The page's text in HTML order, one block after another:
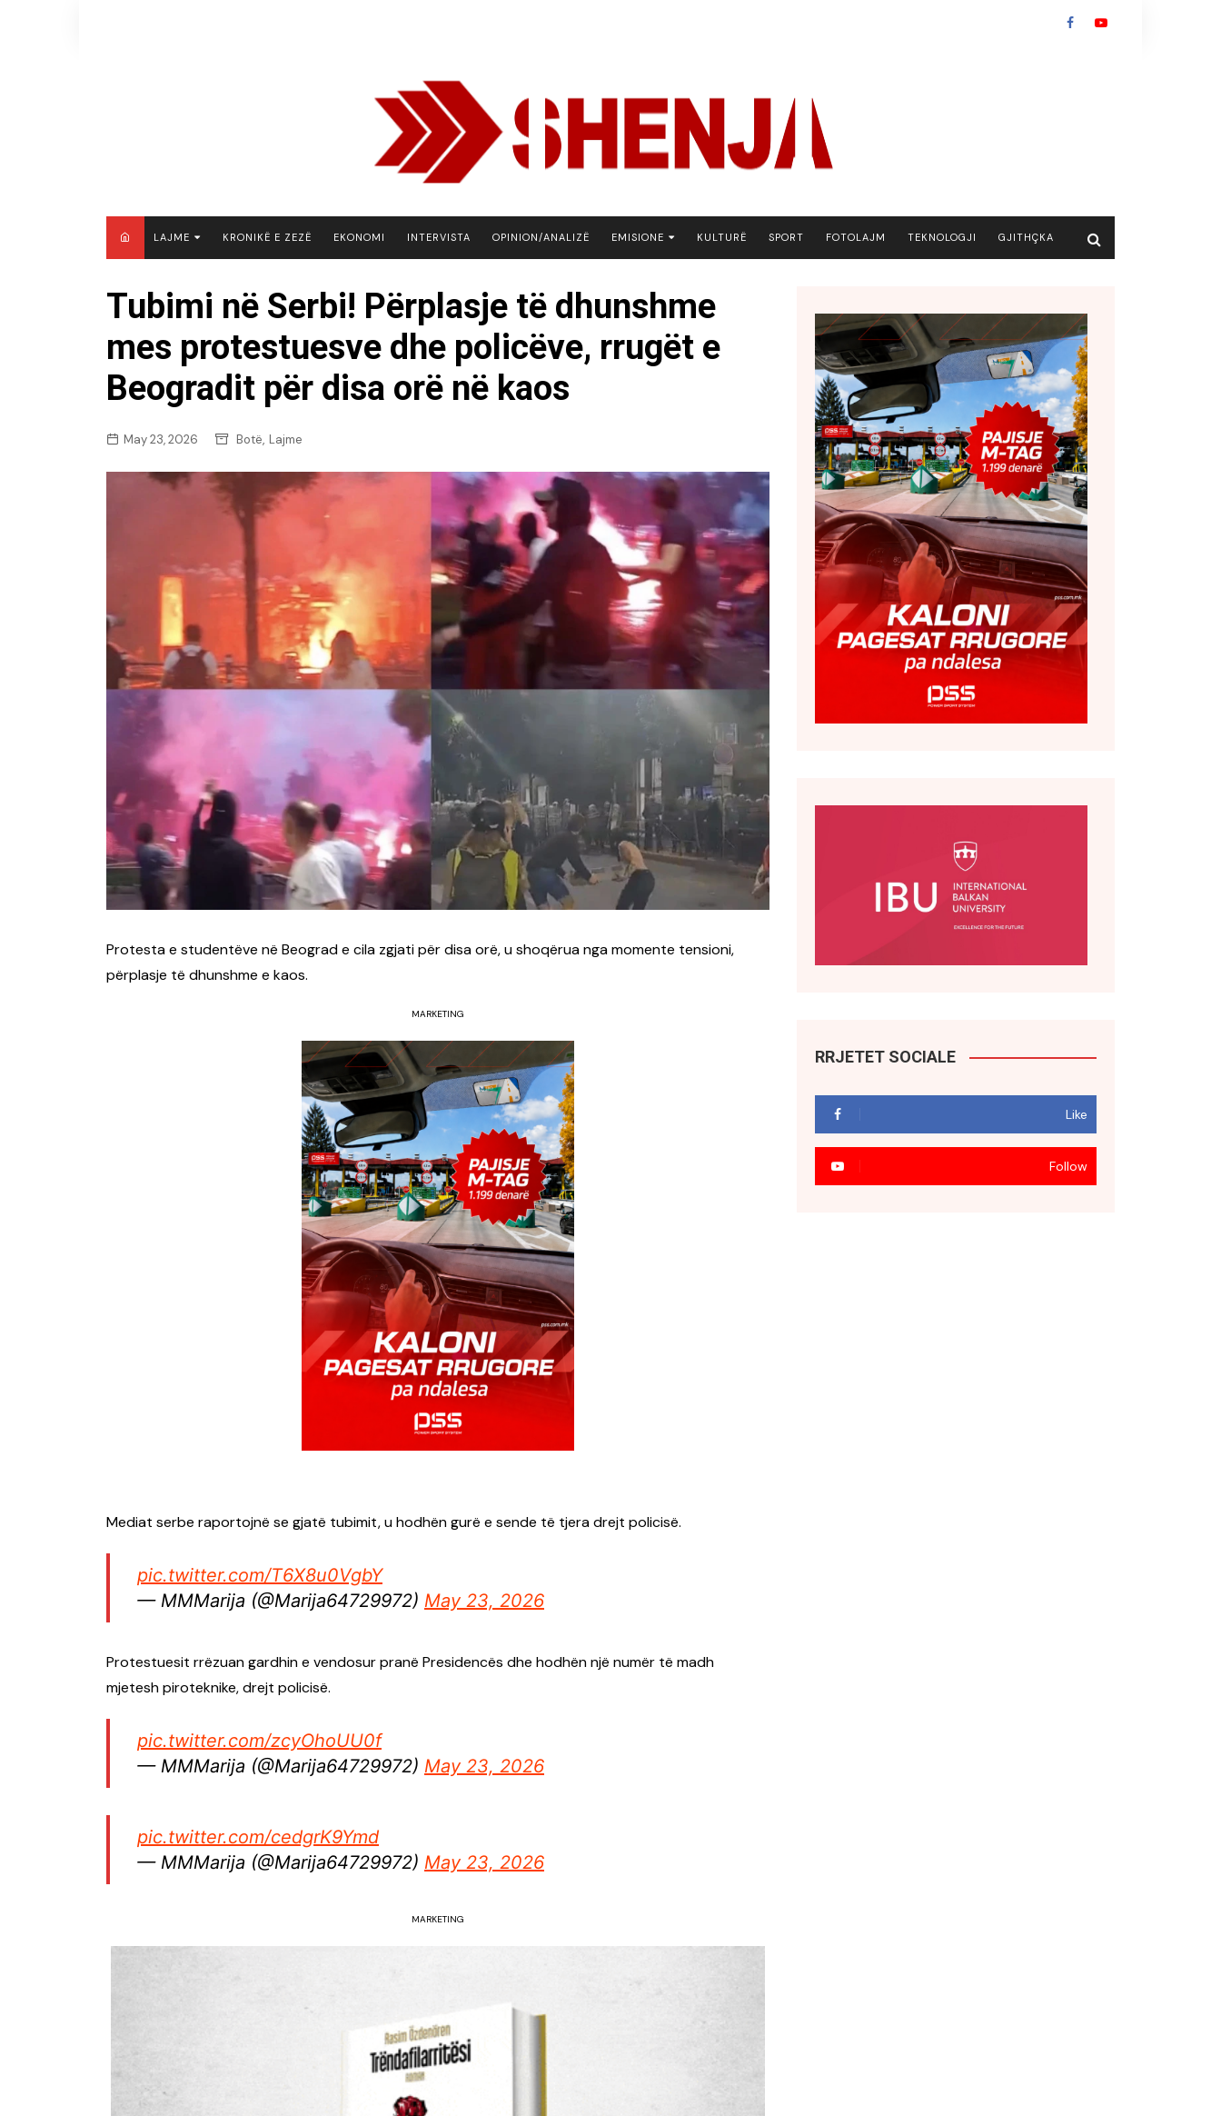
LAJME
KOSOVË
RAJON
BOTË
KRONIKË E ZEZË EKONOMI INTERVISTA OPINION/ANALIZË EMISIONE
BOTA NE FOKUS
EKONOMIKS
EMISION DEBATIV
INTERVISTA EMISION
KU E KISHIM FJALEN
LIGJERATE FETARE
PARADITE ME NE
PIKËPAMJE
RECETA E DITES
RELAKS
KULTURË SPORT FOTOLAJM TEKNOLOGJI GJITHÇKA
Tubimi në Serbi! Përplasje të dhunshme
mes protestuesve dhe policëve, rrugët e
Beogradit për disa orë në kaos
May 23, 2026 Botë, Lajme
Protesta e studentëve në Beograd e cila zgjati për disa orë, u shoqërua nga momente tensioni,
përplasje të dhunshme e kaos.
MARKETING
Mediat serbe raportojnë se gjatë tubimit, u hodhën gurë e sende të tjera drejt policisë.
pic.twitter.com/T6X8u0VgbY
— MMMarija (@Marija64729972) May 23, 2026
Protestuesit rrëzuan gardhin e vendosur pranë Presidencës dhe hodhën një numër të madh
mjetesh piroteknike, drejt policisë.
pic.twitter.com/zcyOhoUU0f
— MMMarija (@Marija64729972) May 23, 2026
pic.twitter.com/cedgrK9Ymd
— MMMarija (@Marija64729972) May 23, 2026
MARKETING
RRJETET SOCIALE
Like
Follow